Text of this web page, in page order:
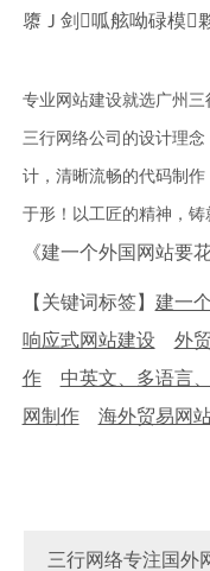
隳Ｊ剑呱舷呦碌模
专业网站建设就选广州
三行网络公司的设计理
计，清晰流畅的代码制
于形！以工匠的精神，铸
《建一个外国网站要
【关键词标签】 建一
响应式网站建设
外
作
中英文、多语言
网制作
海外贸易网
三行网络专注国外